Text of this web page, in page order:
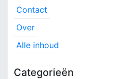
Contact
Over
Alle inhoud
Categorieën